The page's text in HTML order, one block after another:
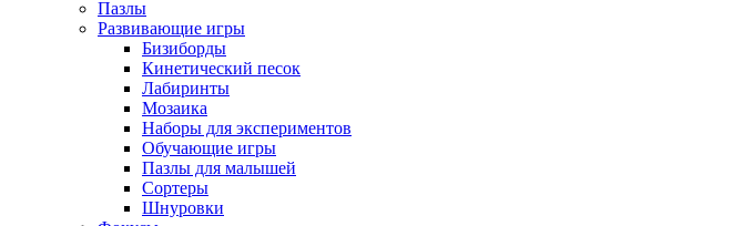
Пазлы
Развивающие игры
Бизиборды
Кинетический песок
Лабиринты
Мозаика
Наборы для экспериментов
Обучающие игры
Пазлы для малышей
Сортеры
Шнуровки